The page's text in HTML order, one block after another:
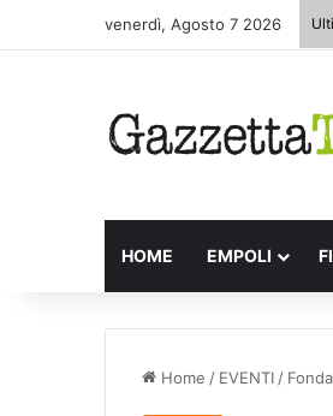
venerdì, Agosto 7 2026
HOME EMPOLI
Home / EVENTI /